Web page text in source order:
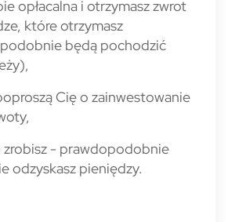
opłacalna i otrzymasz zwrot
które otrzymasz
będą pochodzić
Cię o zainwestowanie
zrobisz - prawdopodobnie
odzyskasz pieniędzy.